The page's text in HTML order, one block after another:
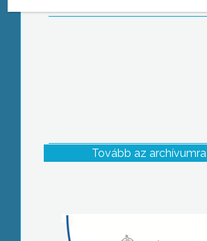
Tovább az archívumra